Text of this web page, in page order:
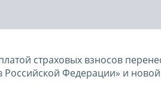
страховых взносов
Федерации» и новой